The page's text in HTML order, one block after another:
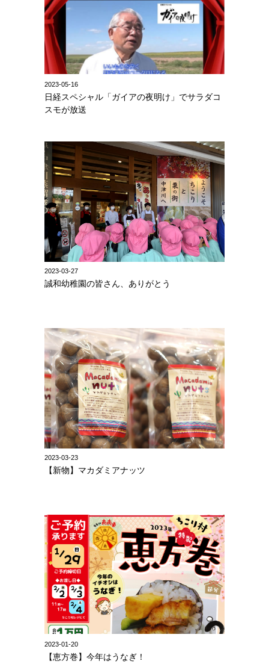
2023-05-16
日経スペシャル「ガイアの夜明け」でサラダコ
スモが放送
2023-03-27
誠和幼稚園の皆さん、ありがとう
2023-03-23
【新物】マカダミアナッツ
2023-01-20
【恵方巻】今年はうなぎ！